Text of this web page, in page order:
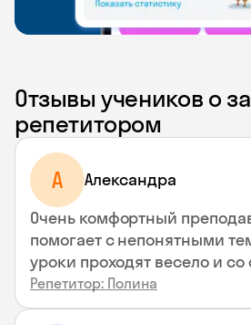
Отзывы учеников о
репетитором
A Aлександра
Очень комфортный
помогает с непонятными
уроки проходят весело и
Репетитор: Полина